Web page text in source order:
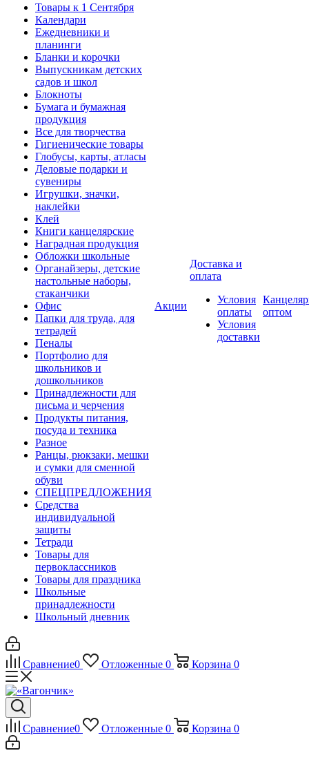
Товары к 1 Сентября
Календари
Ежедневники и
планинги
Бланки и корочки
Выпускникам детских
садов и школ
Блокноты
Бумага и бумажная
продукция
Все для творчества
Гигиенические товары
Глобусы, карты, атласы
Деловые подарки и
сувениры
Игрушки, значки,
наклейки
Клей
Книги канцелярские
Наградная продукция
Обложки школьные
Органайзеры, детские
настольные наборы,
стаканчики
Офис
Папки для труда, для
тетрадей
Пеналы
Портфолио для
школьников и
дошкольников
Принадлежности для
письма и черчения
Продукты питания,
посуда и техника
Разное
Ранцы, рюкзаки, мешки
и сумки для сменной
обуви
СПЕЦПРЕДЛОЖЕНИЯ
Средства
индивидуальной
защиты
Тетради
Товары для
первоклассников
Товары для праздника
Школьные
принадлежности
Школьный дневник
Акции
Доставка и
оплата
Условия
оплаты
Условия
доставки
оптом
Сравнение0 Отложенные 0 Корзина 0
Сравнение0 Отложенные 0 Корзина 0